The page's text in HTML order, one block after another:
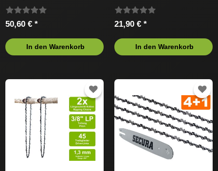
50,60 € *
In den Warenkorb
21,90 € *
In den Warenkorb